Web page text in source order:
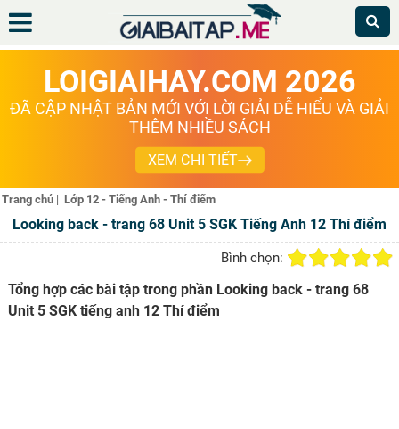
LOIGIAIHAY.COM 2026
ĐÃ CẬP NHẬT BẢN MỚI VỚI LỜI GIẢI DỄ HIỂU VÀ GIẢI
THÊM NHIỀU SÁCH
XEM CHI TIẾT
Trang chủ | Lớp 12 - Tiếng Anh - Thí điểm
Looking back - trang 68 Unit 5 SGK Tiếng Anh 12 Thí điểm
Bình chọn:
Tổng hợp các bài tập trong phần Looking back - trang 68
Unit 5 SGK tiếng anh 12 Thí điểm